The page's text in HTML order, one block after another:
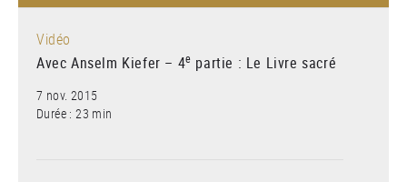
Vidéo
Avec Anselm Kiefer – 4e partie : Le Livre sacré
7 nov. 2015
Durée : 23 min